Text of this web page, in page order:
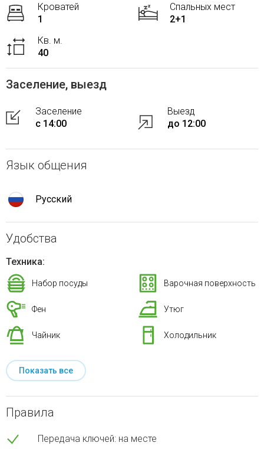
Кроватей
1
Спальных мест
2+1
Кв. м.
40
Заселение, выезд
Заселение
с 14:00
Выезд
до 12:00
Язык общения
Русский
Удобства
Техника:
Набор посуды Варочная поверхность
Фен Утюг
Чайник Холодильник
Показать все
Правила
Передача ключей: на месте